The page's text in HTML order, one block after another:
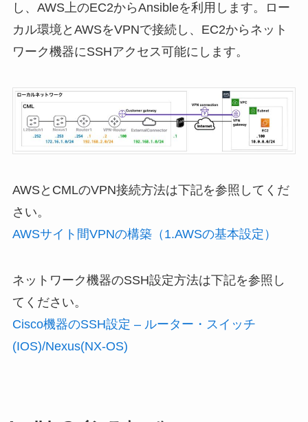
し、AWS上のEC2からAnsibleを利用します。ロー
カル環境とAWSをVPNで接続し、EC2からネット
ワーク機器にSSHアクセス可能にします。
AWSとCMLのVPN接続方法は下記を参照してくだ
さい。
AWSサイト間VPNの構築（1.AWSの基本設定）
ネットワーク機器のSSH設定方法は下記を参照し
てください。
Cisco機器のSSH設定 – ルーター・スイッチ
(IOS)/Nexus(NX-OS)